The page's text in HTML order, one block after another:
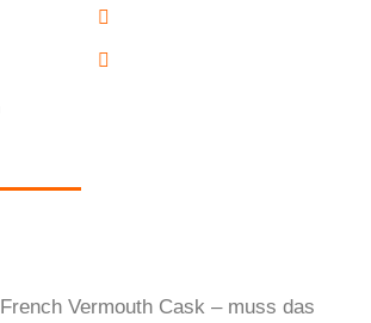
Vermouth Cask – muss das